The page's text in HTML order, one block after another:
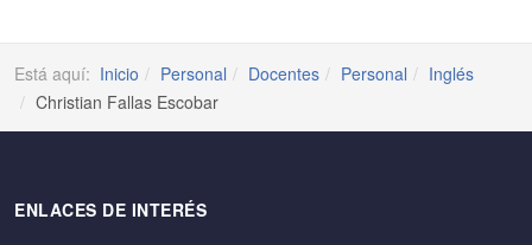
Está aquí: Inicio Personal Docentes Personal
Inglés
Christian Fallas Escobar
ENLACES DE INTERÉS